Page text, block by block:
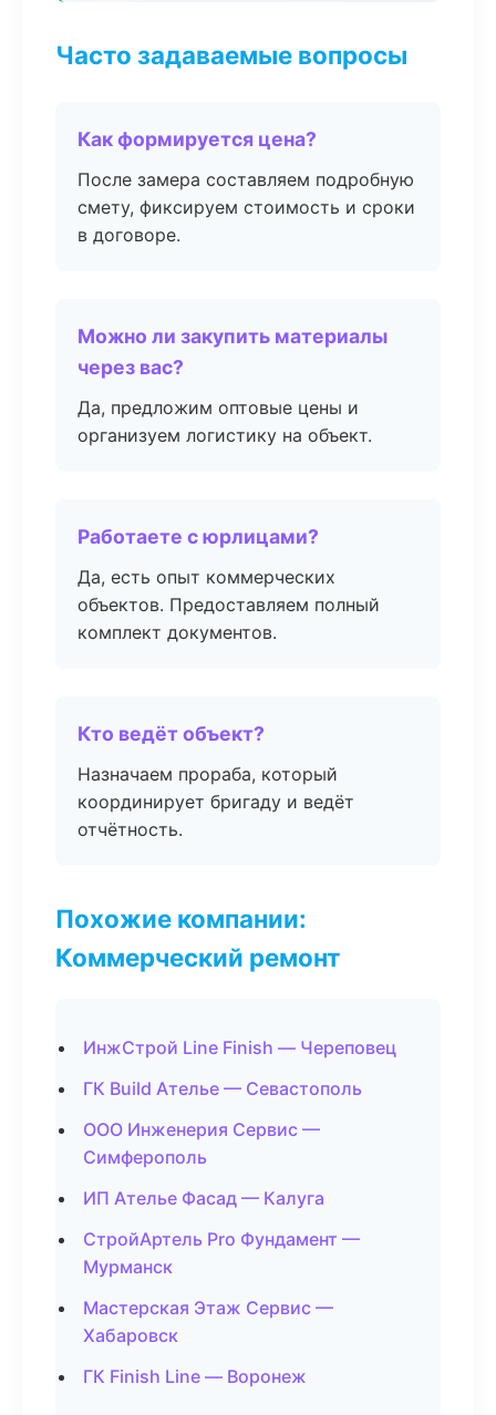
Часто задаваемые вопросы
Как формируется цена?
После замера составляем подробную
смету, фиксируем стоимость и сроки
в договоре.
Можно ли закупить материалы
через вас?
Да, предложим оптовые цены и
организуем логистику на объект.
Работаете с юрлицами?
Да, есть опыт коммерческих
объектов. Предоставляем полный
комплект документов.
Кто ведёт объект?
Назначаем прораба, который
координирует бригаду и ведёт
отчётность.
Похожие компании:
Коммерческий ремонт
ИнжСтрой Line Finish — Череповец
ГК Build Ателье — Севастополь
ООО Инженерия Сервис —
Симферополь
ИП Ателье Фасад — Калуга
СтройАртель Pro Фундамент —
Мурманск
Мастерская Этаж Сервис —
Хабаровск
ГК Finish Line — Воронеж